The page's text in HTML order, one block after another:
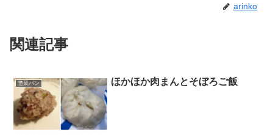
arinko
関連記事
惣菜パン ほかほか肉まんとそぼろご飯